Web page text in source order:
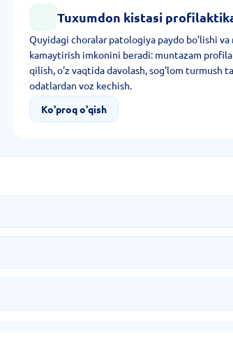
Tuxumdon kistasi
Quyidagi choralar patologiya paydo bo'lishi
kamaytirish imkonini beradi: muntazam
qilish, o'z vaqtida davolash, sog'lom turmush
odatlardan voz kechish.
Ko'proq o'qish